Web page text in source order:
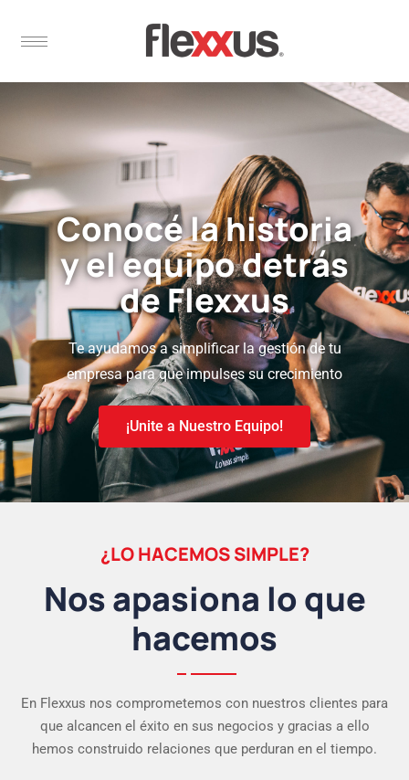
Conocé la historia
y el equipo detrás
de Flexxus
Te ayudamos a simplificar la gestión de tu
empresa para que impulses su crecimiento
¡Unite a Nuestro Equipo!
¿LO HACEMOS SIMPLE?
Nos apasiona lo que
hacemos
En Flexxus nos comprometemos con nuestros clientes para
que alcancen el éxito en sus negocios y gracias a ello
hemos construido relaciones que perduran en el tiempo.